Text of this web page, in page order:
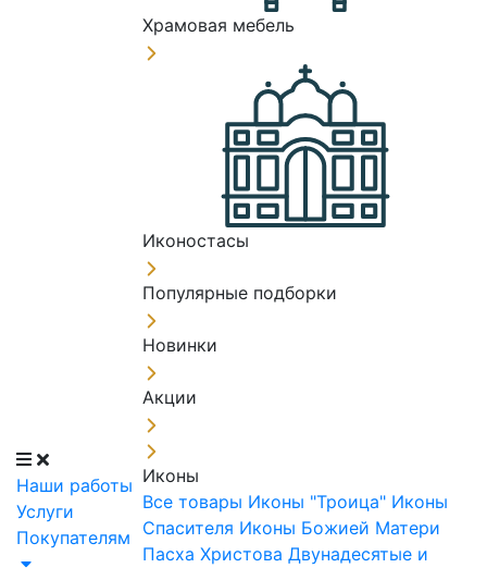
Наши работы
Услуги
Покупателям
Храмовая мебель
Иконостасы
Популярные подборки
Новинки
Акции
Иконы
Все товары Иконы "Троица" Иконы
Спасителя Иконы Божией Матери
Пасха Христова Двунадесятые и